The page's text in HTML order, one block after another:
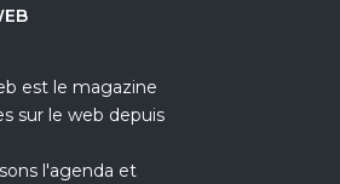
est le magazine
sur le web depuis
l'agenda et